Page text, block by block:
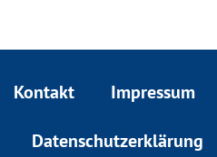
Kontakt Impressum
Datenschutzerklärung